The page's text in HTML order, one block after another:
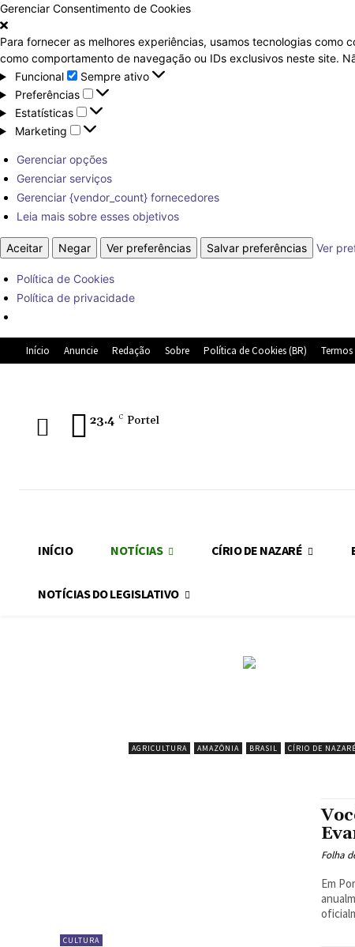
Gerenciar Consentimento de Cookies
Para fornecer as melhores experiências, usamos tecnologias
como comportamento de navegação ou IDs exclusivos neste site.
Funcional
Funcional
Sempre ativo
Preferências
Preferências
Estatísticas
Estatísticas
Marketing
Marketing
Gerenciar opções
Gerenciar serviços
Gerenciar {vendor_count} fornecedores
Leia mais sobre esses objetivos
Aceitar Negar Ver preferências Salvar preferências Ver
Política de Cookies
Política de privacidade
Início Anuncie Redação Sobre Política de Cookies (BR)
23.4 C Portel
INÍCIO NOTÍCIAS CÍRIO DE NAZARÉ
NOTÍCIAS DO LEGISLATIVO
AGRICULTURA AMAZÔNIA BRASIL CÍRIO DE NAZARÉ
CULTURA
Folha
Em